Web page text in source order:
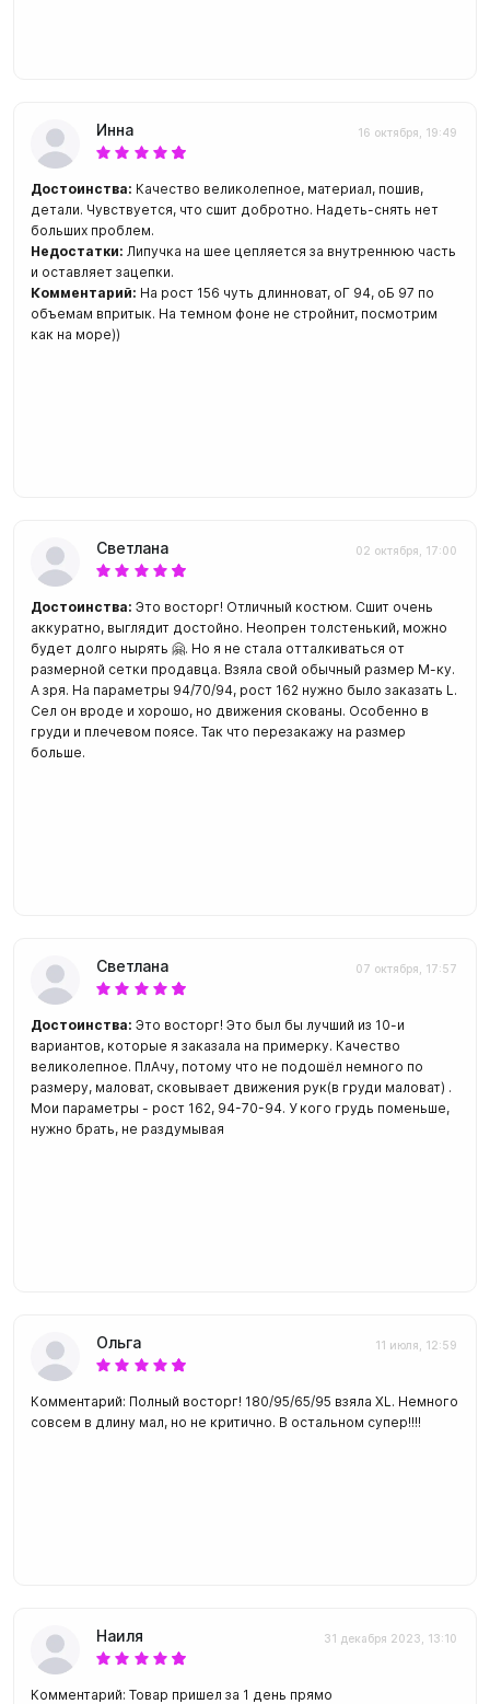
Инна 16 октября, 19:49
Достоинства: Качество великолепное, материал, пошив,
детали. Чувствуется, что сшит добротно. Надеть-снять нет
больших проблем.
Недостатки: Липучка на шее цепляется за внутреннюю часть
и оставляет зацепки.
Комментарий: На рост 156 чуть длинноват, оГ 94, оБ 97 по
объемам впритык. На темном фоне не стройнит, посмотрим
как на море))
Светлана 02 октября, 17:00
Достоинства: Это восторг! Отличный костюм. Сшит очень
аккуратно, выглядит достойно. Неопрен толстенький, можно
будет долго нырять 🤗. Но я не стала отталкиваться от
размерной сетки продавца. Взяла свой обычный размер М-ку.
А зря. На параметры 94/70/94, рост 162 нужно было заказать L.
Сел он вроде и хорошо, но движения скованы. Особенно в
груди и плечевом поясе. Так что перезакажу на размер
больше.
Светлана 07 октября, 17:57
Достоинства: Это восторг! Это был бы лучший из 10-и
вариантов, которые я заказала на примерку. Качество
великолепное. ПлАчу, потому что не подошёл немного по
размеру, маловат, сковывает движения рук(в груди маловат) .
Мои параметры - рост 162, 94-70-94. У кого грудь поменьше,
нужно брать, не раздумывая
Ольга 11 июля, 12:59
Комментарий: Полный восторг! 180/95/65/95 взяла XL. Немного
совсем в длину мал, но не критично. В остальном супер!!!!
Наиля 31 декабря 2023, 13:10
Комментарий: Товар пришел за 1 день прямо